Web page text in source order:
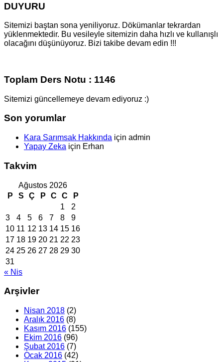
DUYURU
Sitemizi baştan sona yeniliyoruz. Dökümanlar tekrardan
yüklenmektedir. Bu vesileyle sitemizin daha hızlı ve kullanışlı
olacağını düşünüyoruz. Bizi takibe devam edin !!!
Toplam Ders Notu : 1146
Sitemizi güncellemeye devam ediyoruz :)
Son yorumlar
Kara Sarımsak Hakkında için admin
Yapay Zeka için Erhan
Takvim
Ağustos 2026
P
S Ç P C C
P
1
2
3
4 5 6 7 8
9
10 11 12 13 14 15 16
17 18 19 20 21 22 23
24 25 26 27 28 29 30
31
« Nis
Arşivler
Nisan 2018 (2)
Aralık 2016 (8)
Kasım 2016 (155)
Ekim 2016 (96)
Şubat 2016 (7)
Ocak 2016 (42)